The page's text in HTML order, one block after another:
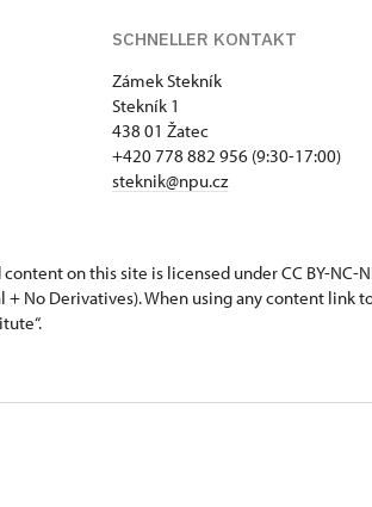
SCHNELLER KONTAKT
Zámek Stekník
Stekník 1
438 01 Žatec
+420 778 882 956 (9:30-17:00)
steknik@npu.cz
on this site is licensed under CC BY-NC-
No Derivatives). When using any content link